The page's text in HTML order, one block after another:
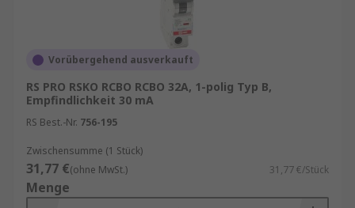
Vorübergehend ausverkauft
RS PRO RSKO RCBO RCBO 32A, 1-polig Typ B,
Empfindlichkeit 30 mA
RS Best.-Nr. 756-195
Zwischensumme (1 Stück)
31,77 €(ohne MwSt.) 31,77 €/Stück
Menge